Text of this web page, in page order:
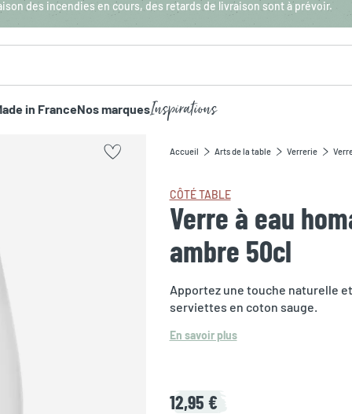
des incendies en cours, des retards de livraison sont à prévoir.
in FranceNos marquesInspirations
Accueil Arts de la table Verrerie
CÔTÉ TABLE
Verre à eau
ambre 50cl
Apportez une touche naturelle
serviettes en coton sauge.
En savoir plus
12,95 €